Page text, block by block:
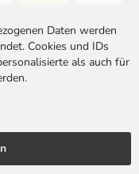
Daten werden
Cookies und IDs
als auch für